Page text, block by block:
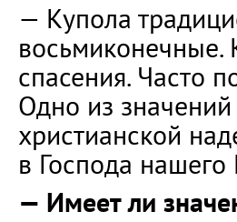
— Купола
восьмиконечные.
спасения. Часто
Одно из
христианской
в Господа
— Имеет ли